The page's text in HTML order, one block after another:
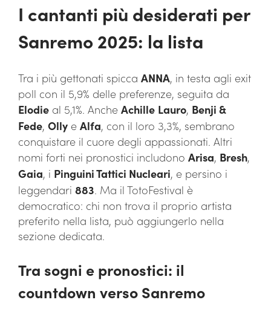
I cantanti più desiderati per
Sanremo 2025: la lista
Tra i più gettonati spicca ANNA, in testa agli exit
poll con il 5,9% delle preferenze, seguita da
Elodie al 5,1%. Anche Achille Lauro, Benji &
Fede, Olly e Alfa, con il loro 3,3%, sembrano
conquistare il cuore degli appassionati. Altri
nomi forti nei pronostici includono Arisa, Bresh,
Gaia, i Pinguini Tattici Nucleari, e persino i
leggendari 883. Ma il TotoFestival è
democratico: chi non trova il proprio artista
preferito nella lista, può aggiungerlo nella
sezione dedicata.
Tra sogni e pronostici: il
countdown verso Sanremo